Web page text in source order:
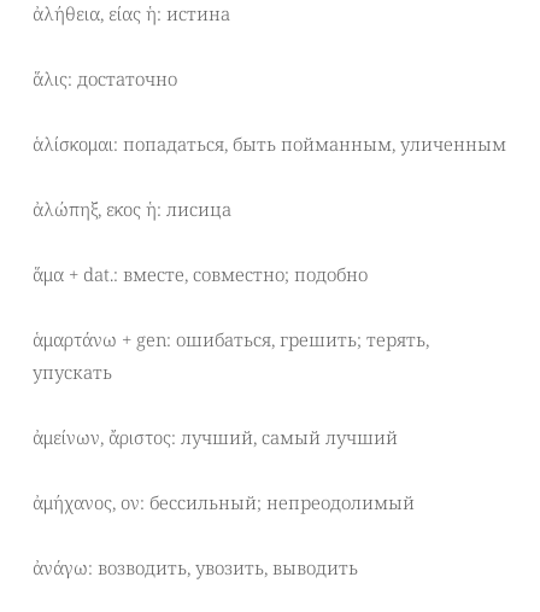
ἀλήθεια, είας ἡ: истина
ἅλις: достаточно
ἁλίσκομαι: попадаться, быть пойманным, уличенным
ἀλώπηξ, εκος ἡ: лисица
ἅμα + dat.: вместе, совместно; подобно
ἁμαρτάνω + gen: ошибаться, грешить; терять,
упускать
ἀμείνων, ἄριστος: лучший, самый лучший
ἀμήχανος, ον: бессильный; непреодолимый
ἀνάγω: возводить, увозить, выводить